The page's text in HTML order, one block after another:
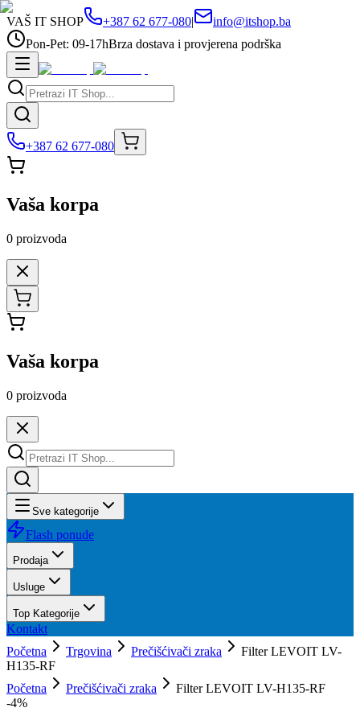
VAŠ IT SHOP +387 62 677-080|
info@itshop.ba
Pon-Pet: 09-17hBrza dostava i provjerena podrška
+387 62 677-080
Vaša korpa
0 proizvoda
Vaša korpa
0 proizvoda
Sve kategorije
Flash ponude
Prodaja
Usluge
Top Kategorije
Kontakt
Početna
Trgovina Prečišćivači zraka
Filter LEVOIT LV-
H135-RF
Početna
Prečišćivači zraka
Filter LEVOIT LV-H135-RF
-4%